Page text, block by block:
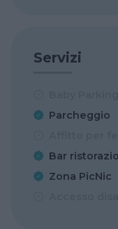
Servizi
Parcheggio
Bar
Zona PicNic